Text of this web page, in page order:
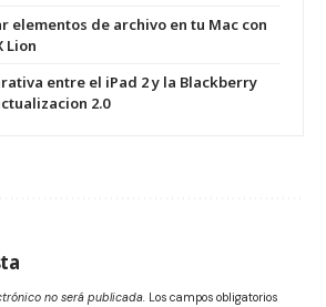
elementos de archivo en tu Mac con
Lion
entre el iPad 2 y la Blackberry
2.0
no será publicada. Los campos obligatorios